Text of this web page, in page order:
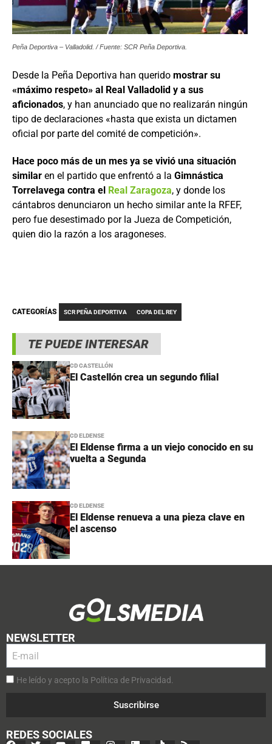
TE PUEDE INTERESAR
CD CASTELLÓN
El Castellón crea un segundo filial
CD ELDENSE
El Eldense firma a un viejo conocido en su
vuelta a Segunda
CD ELDENSE
El Eldense renueva a una pieza clave en
el ascenso
Peña Deportiva – Valladolid. / Fuente: SCR Peña Deportiva.
Desde la Peña Deportiva han querido mostrar su
«máximo respeto» al Real Valladolid y a sus
aficionados, y han anunciado que no realizarán ningún
tipo de declaraciones «hasta que exista un dictamen
oficial por parte del comité de competición».
Hace poco más de un mes ya se vivió una situación
similar en el partido que enfrentó a la Gimnástica
Torrelavega contra el Real Zaragoza, y donde los
cántabros denunciaron un hecho similar ante la RFEF,
pero fue desestimado por la Jueza de Competición,
quien dio la razón a los aragoneses.
CATEGORÍAS SCR PEÑA DEPORTIVA COPA DEL REY
NEWSLETTER
He leído y acepto la Política de Privacidad.
Suscribirse
REDES SOCIALES